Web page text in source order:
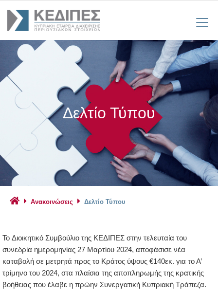
Δελτίο Τύπου
Ανακοινώσεις Δελτίο Τύπου
To Διοικητικό Συμβούλιο της ΚΕΔΙΠΕΣ στην τελευταία του
συνεδρία ημερομηνίας 27 Μαρτίου 2024, αποφάσισε νέα
καταβολή σε μετρητά προς το Κράτος ύψους €140εκ. για το Α’
τρίμηνο του 2024, στα πλαίσια της αποπληρωμής της κρατικής
βοήθειας που έλαβε η πρώην Συνεργατική Κυπριακή Τράπεζα.